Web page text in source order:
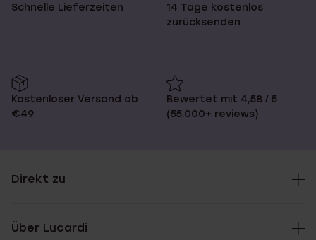
Schnelle Lieferzeiten
14 Tage kostenlos
zurücksenden
Kostenloser Versand ab
€49
Bewertet mit 4,58 / 5
(55.000+ reviews)
Direkt zu
Über Lucardi